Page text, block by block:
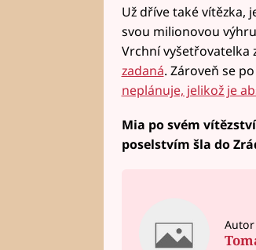
Už dříve také vítězka,
svou milionovou
Vrchní vyšetřovatelka
zadaná. Zároveň se
neplánuje, jelikož je
Mia po svém
poselstvím šla do